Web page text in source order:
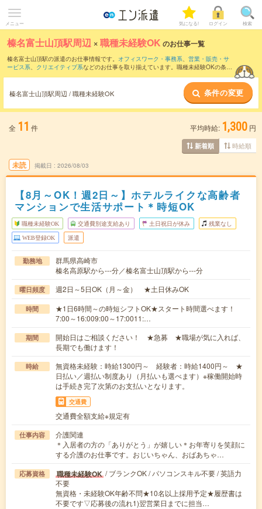
メニュー 気になる! ログイン 検索
榛名富士山頂駅周辺 ×職種未経験OK のお仕事一覧
榛名富士山頂駅の派遣のお仕事情報です。 オフィスワーク・事務系、 営業・販売・サ
ービス系、 クリエイティブ系などのお仕事を取り揃えています。職種未経験OKの条件
榛名富士山頂駅周辺 / 職種未経験OK 条件の変更
全 11 件 平均時給: 1,300 円
新着順 時給順
未読 掲載日 2026/08/03
【8月～OK！週2日～】ホテルライクな高齢者
マンションで生活サポート＊時短OK
職種未経験OK 交通費別途支給あり 土日祝日が休み 残業なし
WEB登録OK 派遣
勤務地
群馬県高崎市
榛名高原駅から---分／榛名富士山頂駅から---分
曜日頻度 週2日～5日OK（月～金） ★土日休みOK
時間
★1日6時間～の時短シフトOK★スタート時間選べます！
7:00～16:009:00～17:0011:…
期間
開始日はご相談ください！ ★急募 ★職場が気に入れば、
長期でも働けます！
時給
無資格未経験：時給1300円～ 経験者：時給1400円～ ★
日払い／週払い制度あり（月払いも選べます）※稼働開始時
は手続き完了次第のお支払いとなります。
交通費
交通費全額支給※規定有
仕事内容
介護関連
＊入居者の方の「ありがとう」が嬉しい＊お年寄りを笑顔に
する介護のお仕事です。おじいちゃん、おばあちゃ…
応募資格 職種未経験OK / ブランクOK / パソコンスキル不要 / 英語力
不要
無資格・未経験OK年齢不問★10名以上採用予定★履歴書は
不要です▽応募後の流れ1)翌営業日までに担当…